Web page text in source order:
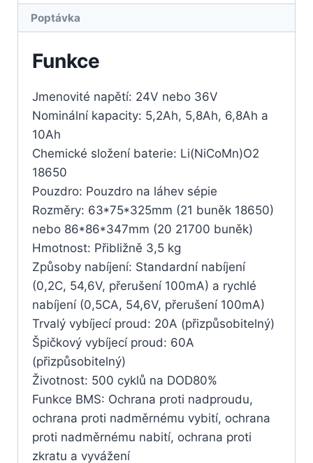
Poptávka
Funkce
Jmenovité napětí: 24V nebo 36V
Nominální kapacity: 5,2Ah, 5,8Ah, 6,8Ah a
10Ah
Chemické složení baterie: Li(NiCoMn)O2
18650
Pouzdro: Pouzdro na láhev sépie
Rozměry: 63*75*325mm (21 buněk 18650)
nebo 86*86*347mm (20 21700 buněk)
Hmotnost: Přibližně 3,5 kg
Způsoby nabíjení: Standardní nabíjení
(0,2C, 54,6V, přerušení 100mA) a rychlé
nabíjení (0,5CA, 54,6V, přerušení 100mA)
Trvalý vybíjecí proud: 20A (přizpůsobitelný)
Špičkový vybíjecí proud: 60A
(přizpůsobitelný)
Životnost: 500 cyklů na DOD80%
Funkce BMS: Ochrana proti nadproudu,
ochrana proti nadměrnému vybití, ochrana
proti nadměrnému nabití, ochrana proti
zkratu a vyvážení